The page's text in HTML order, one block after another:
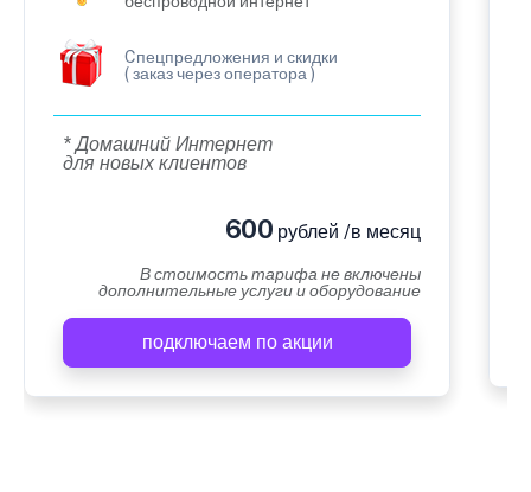
Cпецпредложения и скидки
( заказ через оператора )
* Домашний Интернет
для новых клиентов
600 рублей /в месяц
В стоимость тарифа не включены
дополнительные услуги и оборудование
подключаем по акции